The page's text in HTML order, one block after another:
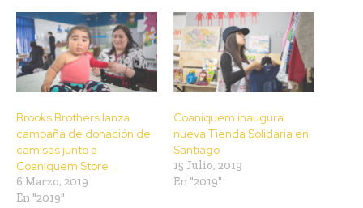
Brooks Brothers lanza
campaña de donación de
camisas junto a
Coaniquem Store
6 Marzo, 2019
En "2019"
Coaniquem inaugura
nueva Tienda Solidaria en
Santiago
15 Julio, 2019
En "2019"